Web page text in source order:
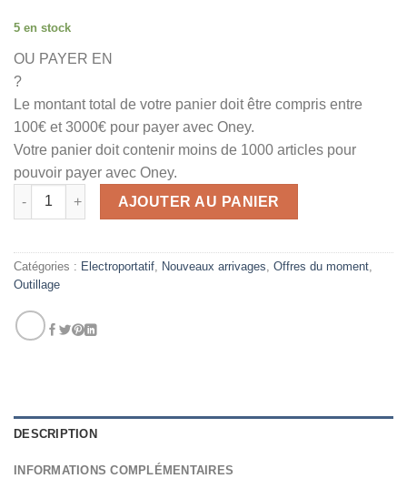
5 en stock
OU PAYER EN
?
Le montant total de votre panier doit être compris entre
100€ et 3000€ pour payer avec Oney.
Votre panier doit contenir moins de 1000 articles pour
pouvoir payer avec Oney.
quantité de Perforateur bosch GBH 18V-21
AJOUTER AU PANIER
Catégories : Electroportatif, Nouveaux arrivages, Offres du moment,
Outillage
DESCRIPTION
INFORMATIONS COMPLÉMENTAIRES